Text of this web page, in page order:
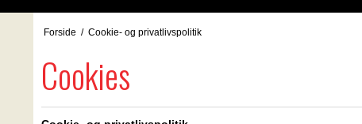
Forside / Cookie- og privatlivspolitik
Cookies